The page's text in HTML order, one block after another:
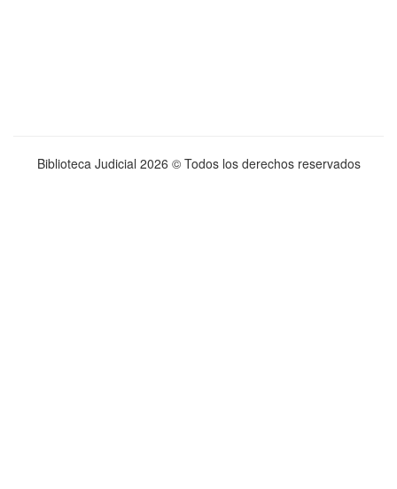
Biblioteca Judicial 2026 © Todos los derechos reservados